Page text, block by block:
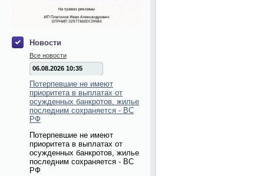
Новости
Все новости
06.08.2026 10:35
Потерпевшие не имеют
приоритета в выплатах от
осужденных банкротов, жилье
последним сохраняется - ВС
РФ
Потерпевшие не имеют
приоритета в выплатах от
осужденных банкротов, жилье
последним сохраняется - ВС
РФ